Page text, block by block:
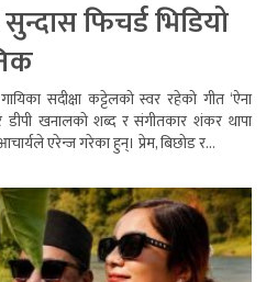
फिचर्ड भिडियो
सदीक्षा कट्टेलको स्वर रहेको गीत ‘ऐना
खनालको शब्द र संगीतकार शंकर थापा
एरेन्ज गरेका हुन्। प्रेम, बिछोड र...